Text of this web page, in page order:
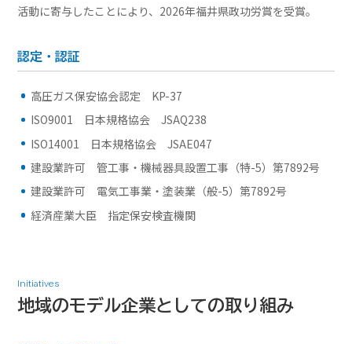
活動に寄与したことにより、2026年福井県政功労賞を受賞。
認定・認証
高圧ガス保安協会認定 KP-37
ISO9001 日本規格協会 JSAQ238
ISO14001 日本規格協会 JSAE047
建設業許可 管工事・機械器具設置工事（特-5）第7892号
建設業許可 電気工事業・塗装業（般-5）第7892号
経済産業大臣 指定保安検査機関
Initiatives
地域のモデル企業としての取り組み